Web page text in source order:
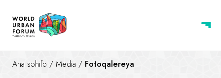
Ana səhifə / Media / Fotoqalereya